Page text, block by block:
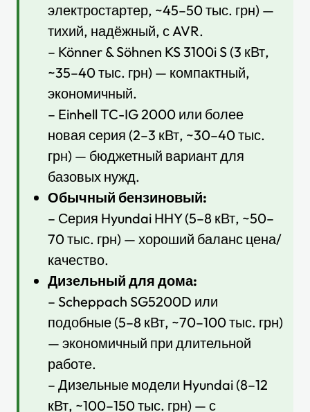
электростартер, ~45–50 тыс. грн) —
тихий, надёжный, с AVR.
– Könner & Söhnen KS 3100i S (3 кВт,
~35–40 тыс. грн) — компактный,
экономичный.
– Einhell TC-IG 2000 или более
новая серия (2–3 кВт, ~30–40 тыс.
грн) — бюджетный вариант для
базовых нужд.
Обычный бензиновый:
– Серия Hyundai HHY (5–8 кВт, ~50–
70 тыс. грн) — хороший баланс цена/
качество.
Дизельный для дома:
– Scheppach SG5200D или
подобные (5–8 кВт, ~70–100 тыс. грн)
— экономичный при длительной
работе.
– Дизельные модели Hyundai (8–12
кВт, ~100–150 тыс. грн) — с